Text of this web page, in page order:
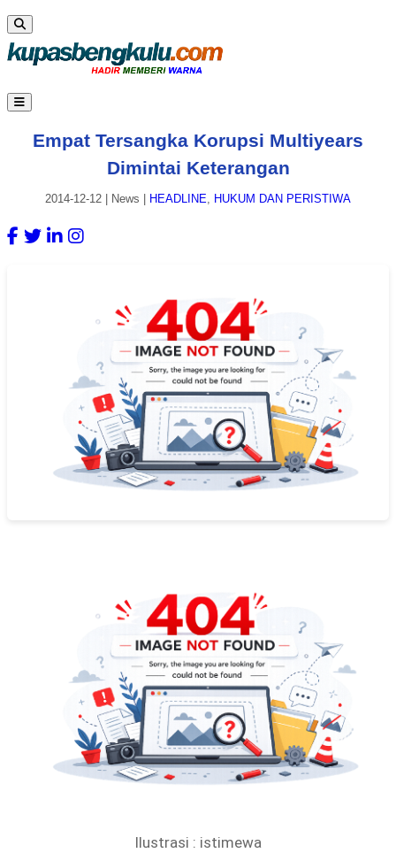
Empat Tersangka Korupsi Multiyears
Dimintai Keterangan
2014-12-12 News HEADLINE, HUKUM DAN PERISTIWA
Ilustrasi : istimewa